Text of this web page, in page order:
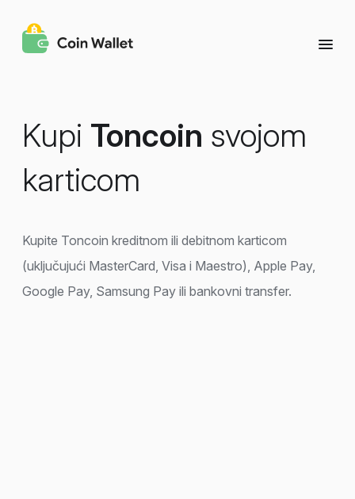
Kupi Toncoin svojom
karticom
Kupite Toncoin kreditnom ili debitnom karticom
(uključujući MasterCard, Visa i Maestro), Apple Pay,
Google Pay, Samsung Pay ili bankovni transfer.